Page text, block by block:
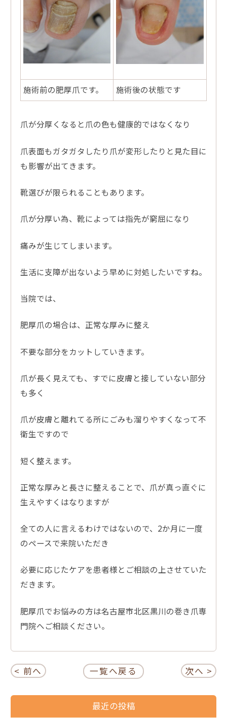
施術前の肥厚爪です。 施術後の状態です
爪が分厚くなると爪の色も健康的ではなくなり
爪表面もガタガタしたり爪が変形したりと見た目に
も影響が出てきます。
靴選びが限られることもあります。
爪が分厚い為、靴によっては指先が窮屈になり
痛みが生じてしまいます。
生活に支障が出ないよう早めに対処したいですね。
当院では、
肥厚爪の場合は、正常な厚みに整え
不要な部分をカットしていきます。
爪が長く見えても、すでに皮膚と接していない部分
も多く
爪が皮膚と離れてる所にごみも溜りやすくなって不
衛生ですので
短く整えます。
正常な厚みと長さに整えることで、爪が真っ直ぐに
生えやすくはなりますが
全ての人に言えるわけではないので、2か月に一度
のペースで来院いただき
必要に応じたケアを患者様とご相談の上させていた
だきます。
肥厚爪でお悩みの方は名古屋市北区黒川の巻き爪専
門院へご相談ください。
< 前へ 一覧へ戻る 次へ >
最近の投稿